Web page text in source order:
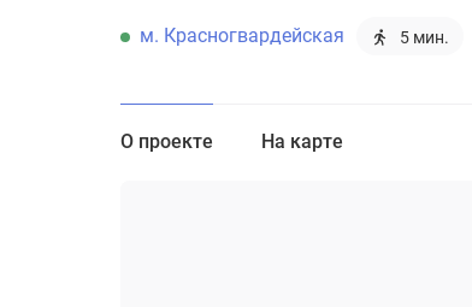
м. Красногвардейская 5 мин.
О проекте На карте